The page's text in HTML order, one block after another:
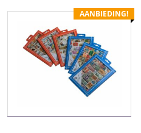
AANBIEDING!